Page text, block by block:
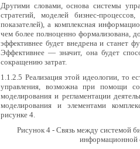
Другими словами, основа системы
стратегий, моделей бизнес-
показателей), а комплексная
чем более полноценно формализована,
эффективнее будет внедрена и станет
Эффективнее — значит, она будет
сокращению затрат.
1.1.2.5 Реализация этой идеологии, то
управления, возможна при помощи
моделирования и регламентации
моделирования и элементами
рисунке 4.
Рисунок 4 - Связь между системой
информационной